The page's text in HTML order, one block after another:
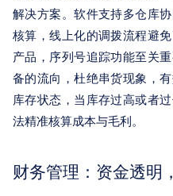
解决方案。软件支持多仓库
核算，线上化的调拨流程避
产品，序列号追踪功能至关
备的流向，杜绝串货现象，
库存状态，当库存过高或者
法精准核算成本与毛利。
财务管理：资金透明